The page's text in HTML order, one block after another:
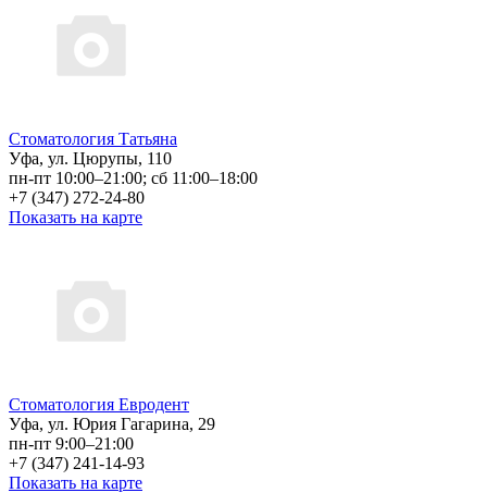
Стоматология Татьяна
Уфа, ул. Цюрупы, 110
пн-пт 10:00–21:00; сб 11:00–18:00
+7 (347) 272-24-80
Показать на карте
Стоматология Евродент
Уфа, ул. Юрия Гагарина, 29
пн-пт 9:00–21:00
+7 (347) 241-14-93
Показать на карте